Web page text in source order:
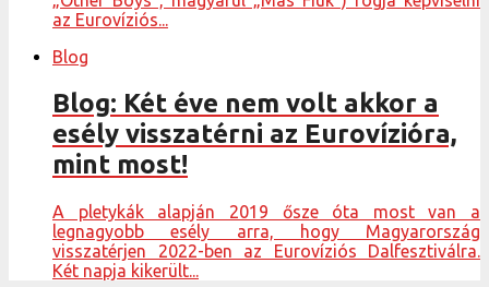
az Eurovíziós...
Blog
Blog: Két éve nem volt akkor a
esély visszatérni az Eurovízióra,
mint most!
A pletykák alapján 2019 ősze óta most van a
legnagyobb esély arra, hogy Magyarország
visszatérjen 2022-ben az Eurovíziós Dalfesztiválra.
Két napja kikerült...